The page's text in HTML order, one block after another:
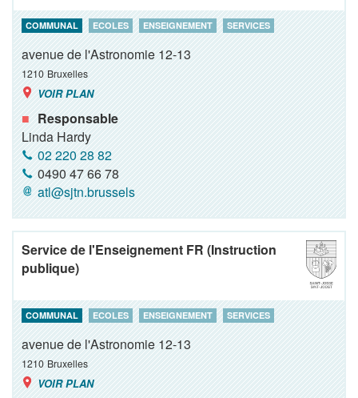
COMMUNAL ECOLES ENSEIGNEMENT SERVICES
avenue de l'Astronomie 12-13
1210 Bruxelles
VOIR PLAN
Responsable
Linda Hardy
02 220 28 82
0490 47 66 78
atl@sjtn.brussels
Service de l'Enseignement FR (Instruction
publique)
COMMUNAL ECOLES ENSEIGNEMENT SERVICES
avenue de l'Astronomie 12-13
1210 Bruxelles
VOIR PLAN